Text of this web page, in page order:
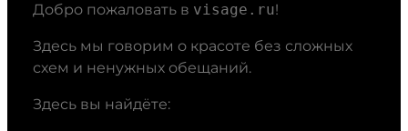
Добро пожаловать в visage.ru!
Здесь мы говорим о красоте без сложных
схем и ненужных обещаний.
Здесь вы найдёте: